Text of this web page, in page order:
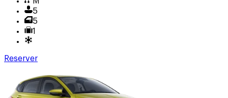
5
5
1
Reserver